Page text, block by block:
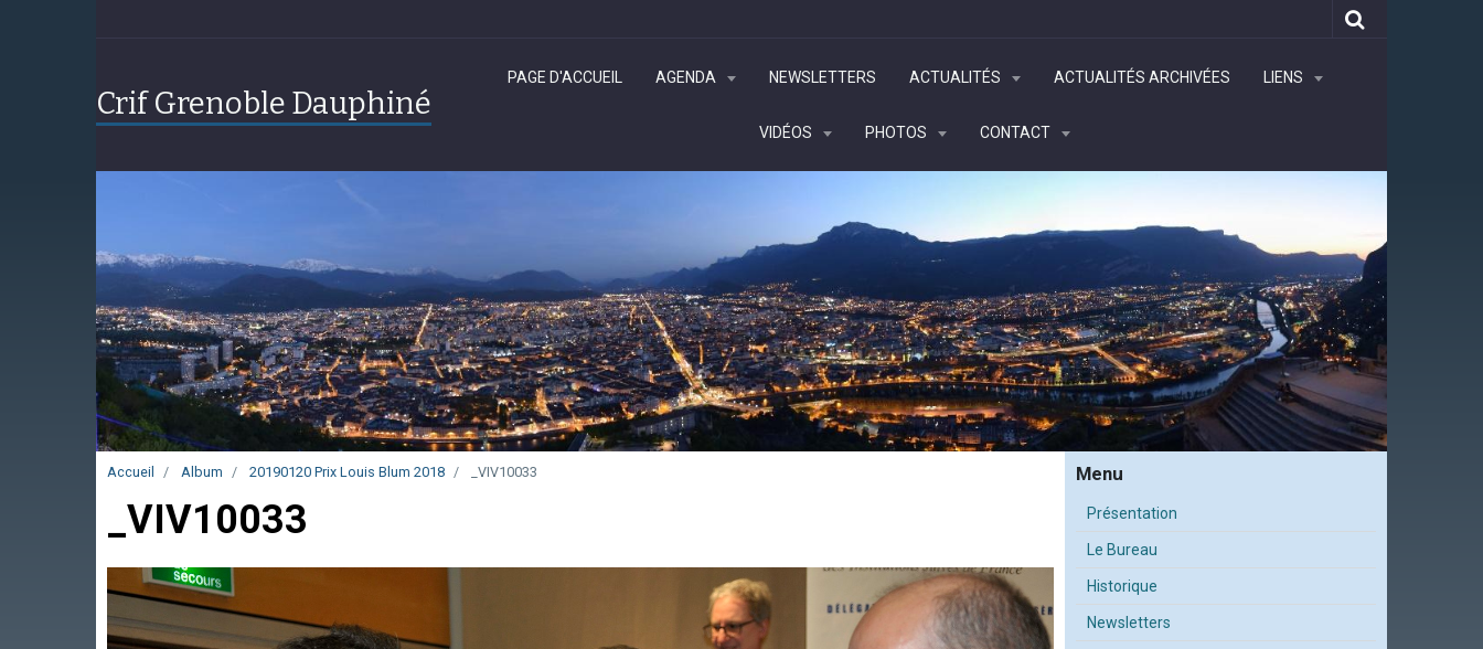
Crif Grenoble Dauphiné
PAGE D'ACCUEIL AGENDA NEWSLETTERS ACTUALITÉS ACTUALITÉS ARCHIVÉES LIENS
VIDÉOS PHOTOS CONTACT
Accueil Album 20190120 Prix Louis Blum 2018 _VIV10033
_VIV10033
Menu
Présentation
Le Bureau
Historique
Newsletters